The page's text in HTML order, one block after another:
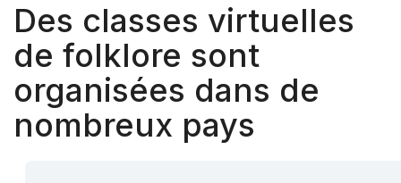
Des classes virtuelles
de folklore sont
organisées dans de
nombreux pays